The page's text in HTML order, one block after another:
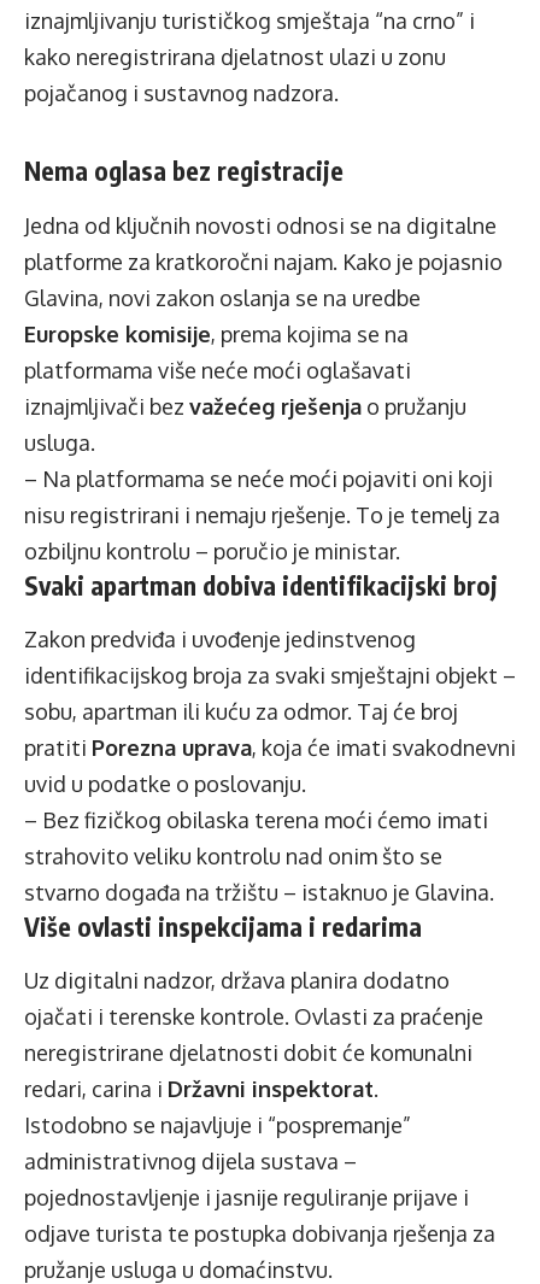
iznajmljivanju turističkog smještaja “na crno” i
kako neregistrirana djelatnost ulazi u zonu
pojačanog i sustavnog nadzora.
Nema oglasa bez registracije
Jedna od ključnih novosti odnosi se na digitalne
platforme za kratkoročni najam. Kako je pojasnio
Glavina, novi zakon oslanja se na uredbe
Europske komisije, prema kojima se na
platformama više neće moći oglašavati
iznajmljivači bez važećeg rješenja o pružanju
usluga.
– Na platformama se neće moći pojaviti oni koji
nisu registrirani i nemaju rješenje. To je temelj za
ozbiljnu kontrolu – poručio je ministar.
Svaki apartman dobiva identifikacijski broj
Zakon predviđa i uvođenje jedinstvenog
identifikacijskog broja za svaki smještajni objekt –
sobu, apartman ili kuću za odmor. Taj će broj
pratiti Porezna uprava, koja će imati svakodnevni
uvid u podatke o poslovanju.
– Bez fizičkog obilaska terena moći ćemo imati
strahovito veliku kontrolu nad onim što se
stvarno događa na tržištu – istaknuo je Glavina.
Više ovlasti inspekcijama i redarima
Uz digitalni nadzor, država planira dodatno
ojačati i terenske kontrole. Ovlasti za praćenje
neregistrirane djelatnosti dobit će komunalni
redari, carina i Državni inspektorat.
Istodobno se najavljuje i “pospremanje”
administrativnog dijela sustava –
pojednostavljenje i jasnije reguliranje prijave i
odjave turista te postupka dobivanja rješenja za
pružanje usluga u domaćinstvu.